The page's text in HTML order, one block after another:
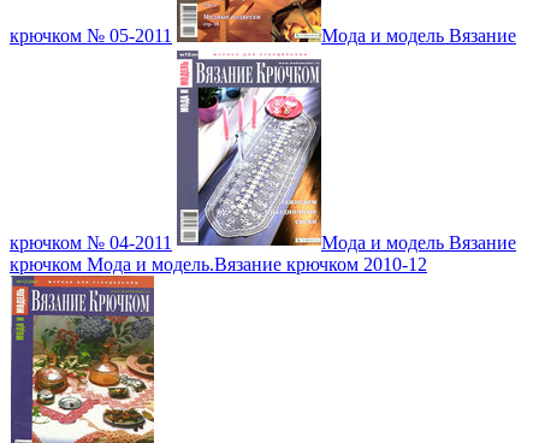
крючком № 05-2011 Мода и модель Вязание
крючком № 04-2011
Мода и модель Вязание
крючком Мода и модель.Вязание крючком 2010-12